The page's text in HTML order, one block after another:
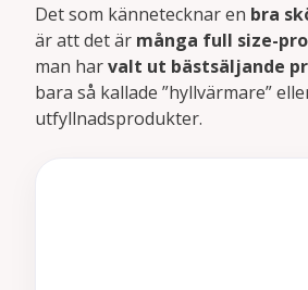
Det som kännetecknar en bra
är att det är många full size-
man harvalt ut bästsäljande
bara så kallade ”hyllvärmare”
utfyllnadsprodukter.